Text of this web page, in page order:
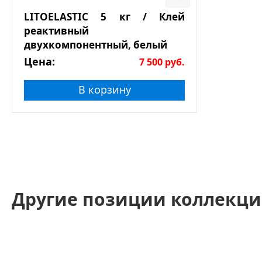
LITOELASTIC 5 кг / Клей
реактивный
двухкомпонентный, белый
Цена: 7 500 руб.
В корзину
Другие позиции